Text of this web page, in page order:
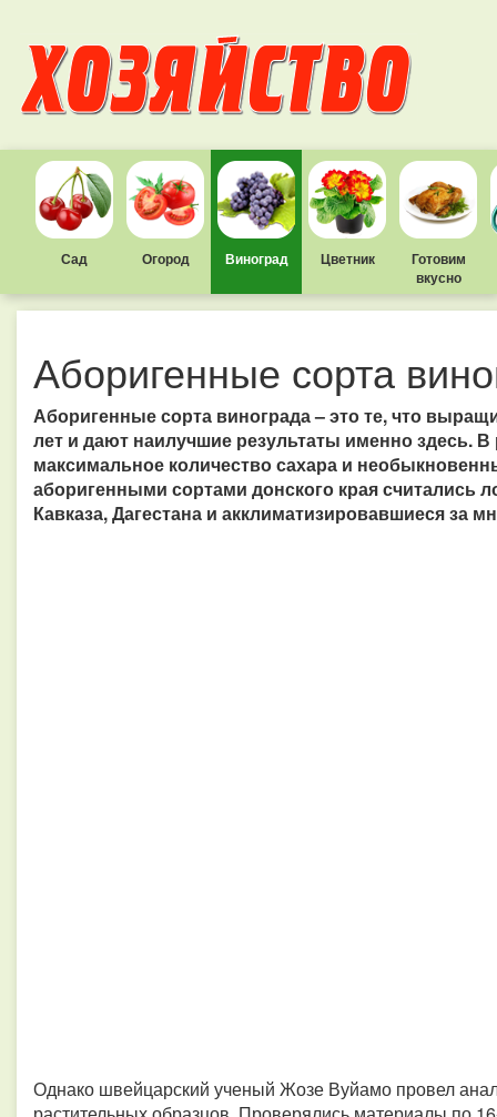
Сад Огород Виноград Цветник
Готовим
вкусно
Аборигенные сорта
Аборигенные сорта винограда – это те, что
лет и дают наилучшие результаты именно здесь.
максимальное количество сахара и
аборигенными сортами донского края считались
Кавказа, Дагестана и акклиматизировавшиеся за
Однако швейцарский ученый Жозе Вуйамо провел